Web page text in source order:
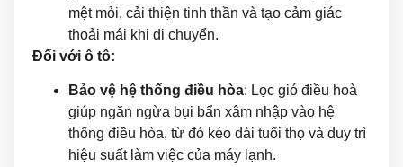
mệt mỏi, cải thiện tinh thần và tạo cảm giác
thoải mái khi di chuyển.
Đối với ô tô:
Bảo vệ hệ thống điều hòa: Lọc gió điều hoà
giúp ngăn ngừa bụi bẩn xâm nhập vào hệ
thống điều hòa, từ đó kéo dài tuổi thọ và duy trì
hiệu suất làm việc của máy lạnh.